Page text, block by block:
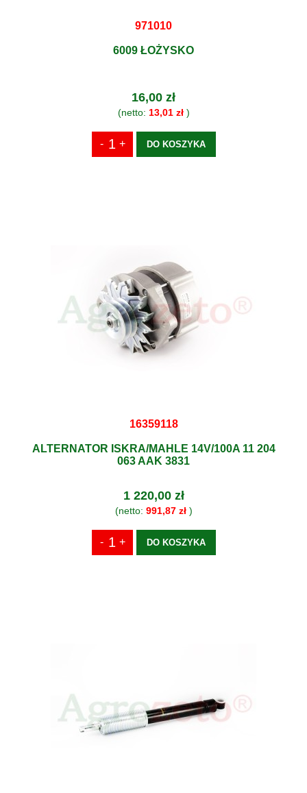
971010
6009 ŁOŻYSKO
16,00 zł
(netto: 13,01 zł)
DO KOSZYKA
16359118
ALTERNATOR ISKRA/MAHLE 14V/100A 11 204
063 AAK 3831
1 220,00 zł
(netto: 991,87 zł)
DO KOSZYKA